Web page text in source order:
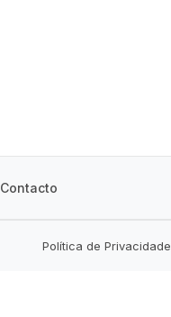
Contacto
Política de Privacidade